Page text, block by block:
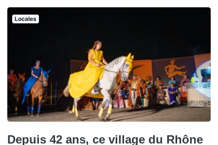
Locales
Depuis 42 ans, ce village du Rhône